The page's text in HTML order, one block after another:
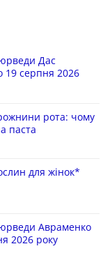
Дас
19 серпня 2026
рота: чому
паста
для жінок*
Авраменко
2026 року